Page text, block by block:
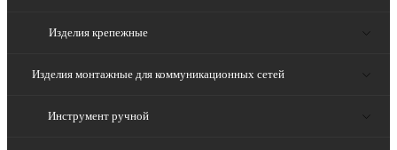
Изделия крепежные
Изделия монтажные для коммуникационных сетей
Инструмент ручной